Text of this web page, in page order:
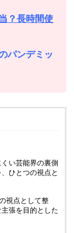
？長時間使
パンデミッ
い芸能界の裏側
ひとつの視点と
視点として整
張を目的とした